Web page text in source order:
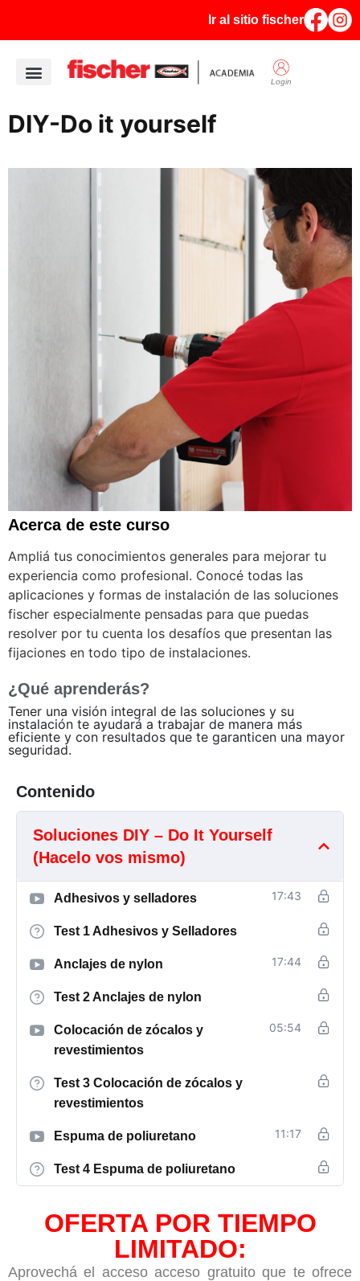
Ir al sitio fischer
Login
DIY-Do it yourself
Acerca de este curso
Ampliá tus conocimientos generales para mejorar tu
experiencia como profesional. Conocé todas las
aplicaciones y formas de instalación de las soluciones
fischer especialmente pensadas para que puedas
resolver por tu cuenta los desafíos que presentan las
fijaciones en todo tipo de instalaciones.
¿Qué aprenderás?
Tener una visión integral de las soluciones y su
instalación te ayudará a trabajar de manera más
eficiente y con resultados que te garanticen una mayor
seguridad.
Contenido
Soluciones DIY – Do It Yourself
(Hacelo vos mismo)
Adhesivos y selladores 17:43
Test 1 Adhesivos y Selladores
Anclajes de nylon 17:44
Test 2 Anclajes de nylon
Colocación de zócalos y
revestimientos
05:54
Test 3 Colocación de zócalos y
revestimientos
Espuma de poliuretano 11:17
Test 4 Espuma de poliuretano
OFERTA POR TIEMPO
LIMITADO:
Aprovechá el acceso acceso gratuito que te ofrece